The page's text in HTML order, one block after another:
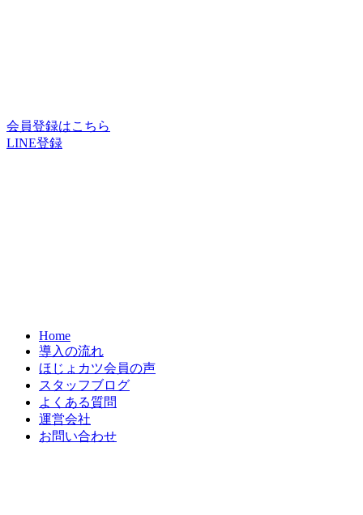
会員登録はこちら
LINE登録
Home
導入の流れ
ほじょカツ会員の声
スタッフブログ
よくある質問
運営会社
お問い合わせ